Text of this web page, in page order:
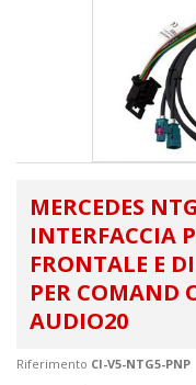
MERCEDES
INTERFACCIA
FRONTALE E
PER COMAND
AUDIO20
Riferimento CI-V5-NTG5-PNP